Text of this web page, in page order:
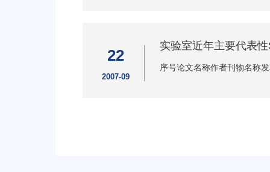
22
2007-09
实验室近年主要代表
序号论文名称作者刊物名